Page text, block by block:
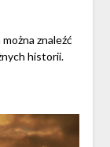
znaleźć
historii.